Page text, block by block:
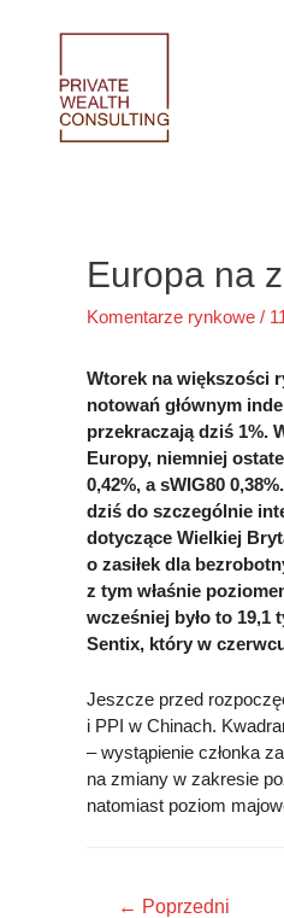
Europa na
Komentarze rynkowe /
Wtorek na większości
notowań głównym
przekraczają dziś 1%.
Europy, niemniej
0,42%, a sWIG80
dziś do szczególnie
dotyczące Wielkiej
o zasiłek dla
z tym właśnie
wcześniej było to 19,1
Sentix, który w
Jeszcze przed
i PPI w Chinach.
– wystąpienie członka
na zmiany w zakresie
natomiast poziom
Nawigacja
← Poprzedni